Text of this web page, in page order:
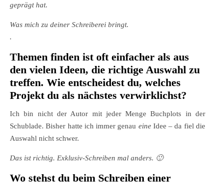
geprägt hat.
Was mich zu deiner Schreiberei bringt.
.
Themen finden ist oft einfacher als aus
den vielen Ideen, die richtige Auswahl zu
treffen. Wie entscheidest du, welches
Projekt du als nächstes verwirklichst?
Ich bin nicht der Autor mit jeder Menge Buchplots in der
Schublade. Bisher hatte ich immer genau eineIdee – da fiel die
Auswahl nicht schwer.
Das ist richtig. Exklusiv-Schreiben mal anders. 🙂
Wo stehst du beim Schreiben einer